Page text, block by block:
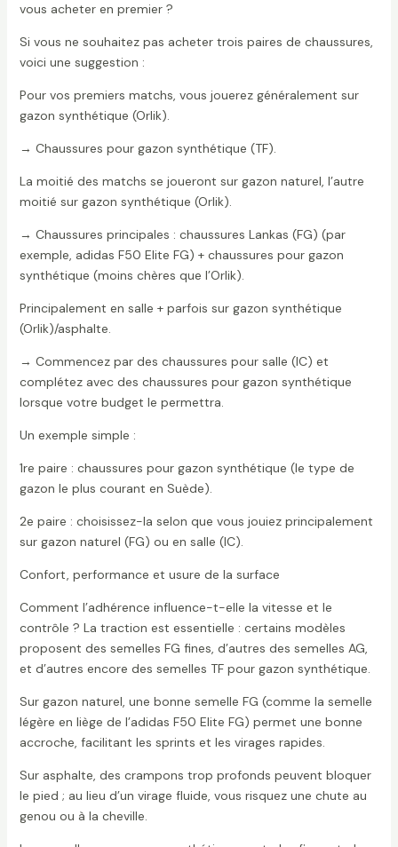
vous acheter en premier ?
Si vous ne souhaitez pas acheter trois paires de chaussures,
voici une suggestion :
Pour vos premiers matchs, vous jouerez généralement sur
gazon synthétique (Orlik).
→ Chaussures pour gazon synthétique (TF).
La moitié des matchs se joueront sur gazon naturel, l’autre
moitié sur gazon synthétique (Orlik).
→ Chaussures principales : chaussures Lankas (FG) (par
exemple, adidas F50 Elite FG) + chaussures pour gazon
synthétique (moins chères que l’Orlik).
Principalement en salle + parfois sur gazon synthétique
(Orlik)/asphalte.
→ Commencez par des chaussures pour salle (IC) et
complétez avec des chaussures pour gazon synthétique
lorsque votre budget le permettra.
Un exemple simple :
1re paire : chaussures pour gazon synthétique (le type de
gazon le plus courant en Suède).
2e paire : choisissez-la selon que vous jouiez principalement
sur gazon naturel (FG) ou en salle (IC).
Confort, performance et usure de la surface
Comment l’adhérence influence-t-elle la vitesse et le
contrôle ? La traction est essentielle : certains modèles
proposent des semelles FG fines, d’autres des semelles AG,
et d’autres encore des semelles TF pour gazon synthétique.
Sur gazon naturel, une bonne semelle FG (comme la semelle
légère en liège de l’adidas F50 Elite FG) permet une bonne
accroche, facilitant les sprints et les virages rapides.
Sur asphalte, des crampons trop profonds peuvent bloquer
le pied ; au lieu d’un virage fluide, vous risquez une chute au
genou ou à la cheville.